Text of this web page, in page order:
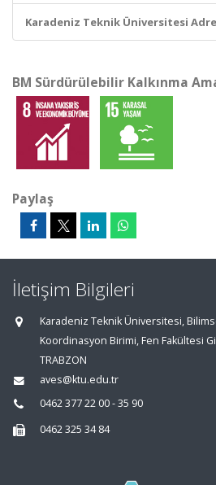
Karadeniz Teknik Üniversitesi
BM Sürdürülebilir Kalkınma
Paylaş
İletişim Bilgileri
Karadeniz Teknik Üniversitesi,
Koordinasyon Birimi, Fen Fakültesi
TRABZON
aves@ktu.edu.tr
0462 377 22 00 - 35 90
0462 325 34 84